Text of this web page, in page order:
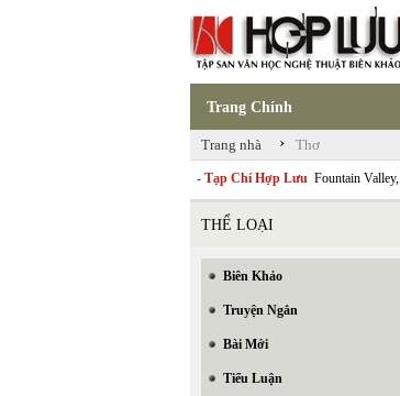
Trang Chính
Trang nhà › Thơ
- Tạp Chí Hợp Lưu Fountain Valley,
THỂ LOẠI
Biên Khảo
Truyện Ngắn
Bài Mới
Tiểu Luận